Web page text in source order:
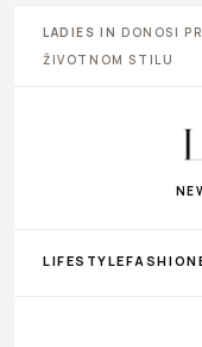
LADIES IN DONOSI
ŽIVOTNOM STILU
LIFESTYLEFASHION